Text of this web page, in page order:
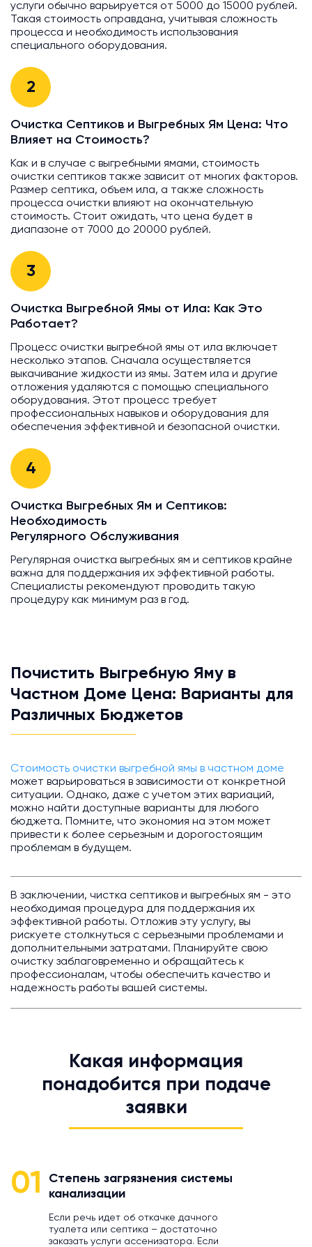
услуги обычно варьируется от 5000 до 15000 рублей.
Такая стоимость оправдана, учитывая сложность
процесса и необходимость использования
специального оборудования.
2
Очистка Септиков и Выгребных Ям Цена: Что
Влияет на Стоимость?
Как и в случае с выгребными ямами, стоимость
очистки септиков также зависит от многих факторов.
Размер септика, объем ила, а также сложность
процесса очистки влияют на окончательную
стоимость. Стоит ожидать, что цена будет в
диапазоне от 7000 до 20000 рублей.
3
Очистка Выгребной Ямы от Ила: Как Это
Работает?
Процесс очистки выгребной ямы от ила включает
несколько этапов. Сначала осуществляется
выкачивание жидкости из ямы. Затем ила и другие
отложения удаляются с помощью специального
оборудования. Этот процесс требует
профессиональных навыков и оборудования для
обеспечения эффективной и безопасной очистки.
4
Очистка Выгребных Ям и Септиков:
Необходимость
Регулярного Обслуживания
Регулярная очистка выгребных ям и септиков крайне
важна для поддержания их эффективной работы.
Специалисты рекомендуют проводить такую
процедуру как минимум раз в год.
Почистить Выгребную Яму в
Частном Доме Цена: Варианты для
Различных Бюджетов
Стоимость очистки выгребной ямы в частном доме
может варьироваться в зависимости от конкретной
ситуации. Однако, даже с учетом этих вариаций,
можно найти доступные варианты для любого
бюджета. Помните, что экономия на этом может
привести к более серьезным и дорогостоящим
проблемам в будущем.
В заключении, чистка септиков и выгребных ям - это
необходимая процедура для поддержания их
эффективной работы. Отложив эту услугу, вы
рискуете столкнуться с серьезными проблемами и
дополнительными затратами. Планируйте свою
очистку заблаговременно и обращайтесь к
профессионалам, чтобы обеспечить качество и
надежность работы вашей системы.
Какая информация
понадобится при подаче
заявки
01
Степень загрязнения системы
канализации
Если речь идет об откачке дачного
туалета или септика – достаточно
заказать услуги ассенизатора. Если